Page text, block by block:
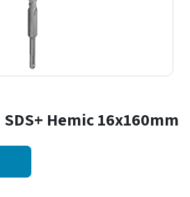
Hemic 16x160mm